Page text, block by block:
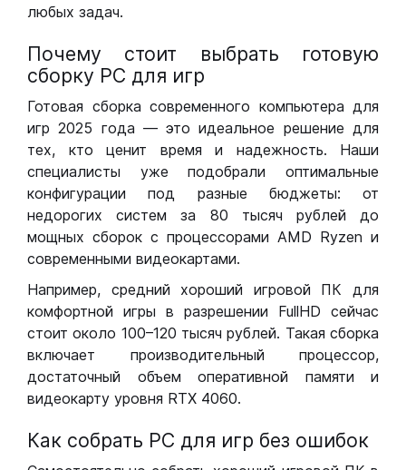
любых задач.
Почему стоит выбрать готовую
сборку РС для игр
Готовая сборка современного компьютера для
игр 2025 года — это идеальное решение для
тех, кто ценит время и надежность. Наши
специалисты уже подобрали оптимальные
конфигурации под разные бюджеты: от
недорогих систем за 80 тысяч рублей до
мощных сборок с процессорами AMD Ryzen и
современными видеокартами.
Например, средний хороший игровой ПК для
комфортной игры в разрешении FullHD сейчас
стоит около 100–120 тысяч рублей. Такая сборка
включает производительный процессор,
достаточный объем оперативной памяти и
видеокарту уровня RTX 4060.
Как собрать РС для игр без ошибок